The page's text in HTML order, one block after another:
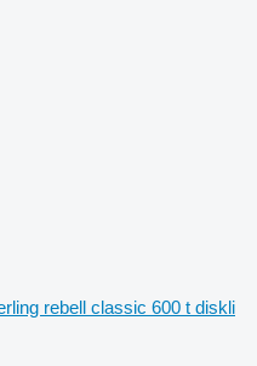
rebell classic 600 t diskli